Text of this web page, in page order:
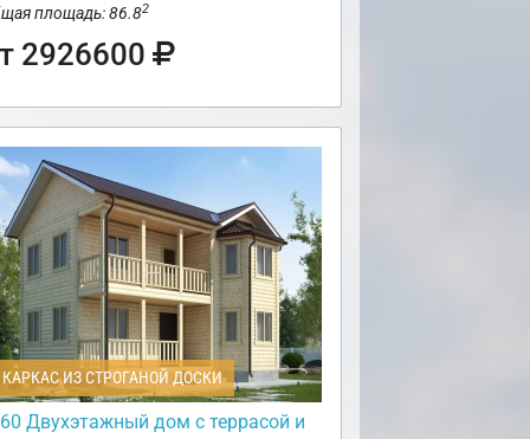
площадь: 86.82
2926600
ИЗ СТРОГАНОЙ ДОСКИ
Двухэтажный дом с террасой и